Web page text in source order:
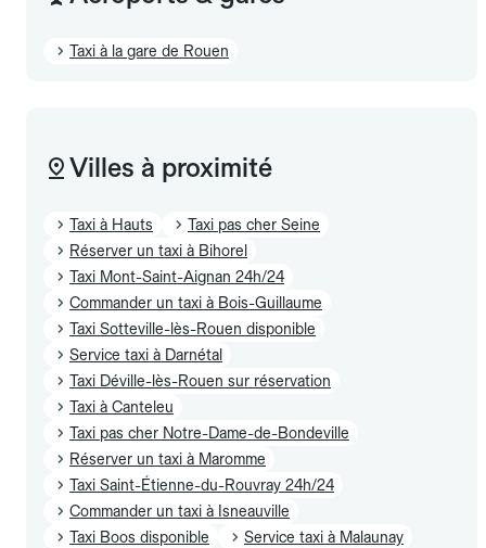
Taxi à la gare de Rouen
Villes à proximité
Taxi à Hauts
Taxi pas cher Seine
Réserver un taxi à Bihorel
Taxi Mont-Saint-Aignan 24h/24
Commander un taxi à Bois-Guillaume
Taxi Sotteville-lès-Rouen disponible
Service taxi à Darnétal
Taxi Déville-lès-Rouen sur réservation
Taxi à Canteleu
Taxi pas cher Notre-Dame-de-Bondeville
Réserver un taxi à Maromme
Taxi Saint-Étienne-du-Rouvray 24h/24
Commander un taxi à Isneauville
Taxi Boos disponible
Service taxi à Malaunay